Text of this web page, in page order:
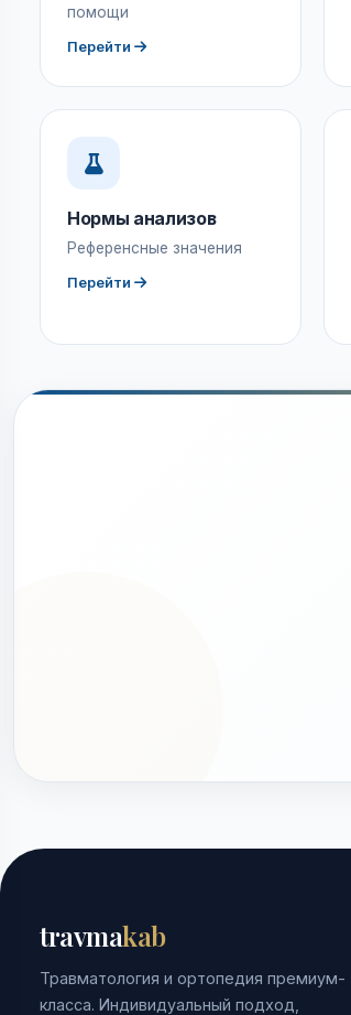
помощи
Перейти
Нормы анализов
Референсные значения
Перейти
travmakab
Травматология и ортопедия премиум-
класса. Индивидуальный подход,